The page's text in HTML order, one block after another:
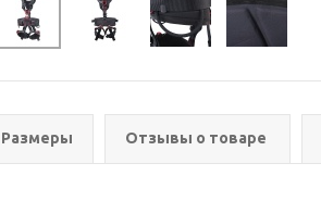
Размеры Отзывы о товаре